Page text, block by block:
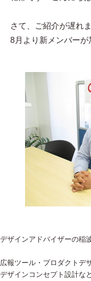
さて、ご紹介が遅れ
8月より新メンバーが
デザインアドバイザーの稲
広報ツール・プロダクトデ
デザインコンセプト設計な